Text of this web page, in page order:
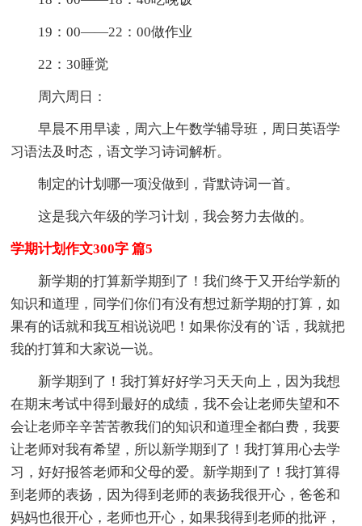
19：00——22：00做作业
22：30睡觉
周六周日：
早晨不用早读，周六上午数学辅导班，周日英语学
习语法及时态，语文学习诗词解析。
制定的计划哪一项没做到，背默诗词一首。
这是我六年级的学习计划，我会努力去做的。
学期计划作文300字 篇5
新学期的打算新学期到了！我们终于又开绐学新的
知识和道理，同学们你们有没有想过新学期的打算，如
果有的话就和我互相说说吧！如果你没有的`话，我就把
我的打算和大家说一说。
新学期到了！我打算好好学习天天向上，因为我想
在期末考试中得到最好的成绩，我不会让老师失望和不
会让老师辛辛苦苦教我们的知识和道理全都白费，我要
让老师对我有希望，所以新学期到了！我打算用心去学
习，好好报答老师和父母的爱。新学期到了！我打算得
到老师的表扬，因为得到老师的表扬我很开心，爸爸和
妈妈也很开心，老师也开心，如果我得到老师的批评，